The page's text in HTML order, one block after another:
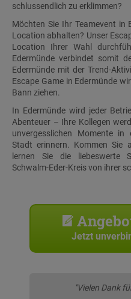
schlussendlich zu erklimmen?
Möchten Sie Ihr Teamevent in
Location abhalten? Unser
Location Ihrer Wahl
Edermünde verbindet somit
Edermünde mit der Trend-
Escape Game in Edermünde
Bann ziehen.
In Edermünde wird jeder
Abenteuer – Ihre Kollegen
unvergesslichen Momente
Stadt erinnern. Kommen Sie
lernen Sie die liebeswerte
Schwalm-Eder-Kreis von ihrer
Jetzt
"Vielen Dank